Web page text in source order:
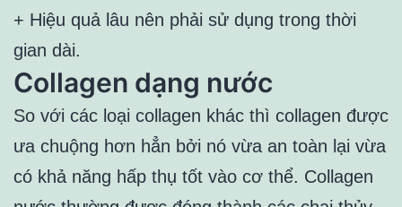
+ Hiệu quả lâu nên phải sử dụng trong thời
gian dài.
Collagen dạng nước
So với các loại collagen khác thì collagen được
ưa chuộng hơn hẳn bởi nó vừa an toàn lại vừa
có khả năng hấp thụ tốt vào cơ thể. Collagen